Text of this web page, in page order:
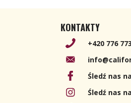
KONTAKTY
+420 776
Śledź nas
Śledź nas